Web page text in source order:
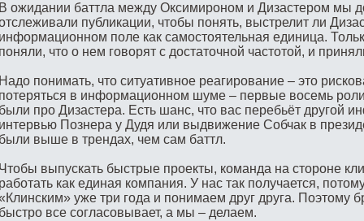
ожидании баттла между Оксимироном и Дизастером мы
публикации, чтобы понять, выстрелит ли
поле как самостоятельная единица.
что о нем говорят с достаточной частотой, и
понимать, что ситуативное реагирование – это
в информационном шуме – первые восемь
про Дизастера. Есть шанс, что вас перебьёт другой
Познера у Дудя или выдвижение Собчак в
выше в трендах, чем сам баттл.
выпускать быстрые проекты, команда на стороне
как единая компания. У нас так получается,
уже три года и понимаем друг друга. Поэтому
все согласовывает, а мы – делаем.